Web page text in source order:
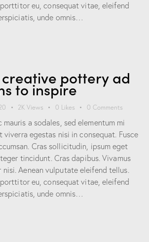
eu, consequat vitae, eleifend
unde omnis…
pottery ad
to inspire
2K Views 0 Likes 0 Comments
a sodales, sed elementum mi
egestas nisi in consequat. Fusce
Cras sollicitudin, ipsum eget
tincidunt. Cras dapibus. Vivamus
nisi. Aenean vulputate eleifend tellus.
eu, consequat vitae, eleifend
unde omnis…